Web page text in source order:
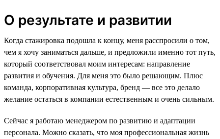
О результате и развитии
Когда стажировка подошла к концу, меня расспросили о том,
чем я хочу заниматься дальше, и предложили именно тот путь,
который соответствовал моим интересам: направление
развития и обучения. Для меня это было решающим. Плюс
команда, корпоративная культура, бренд — все это делало
желание остаться в компании естественным и очень сильным.
Сейчас я работаю менеджером по развитию и адаптации
персонала. Можно сказать, что моя профессиональная жизнь